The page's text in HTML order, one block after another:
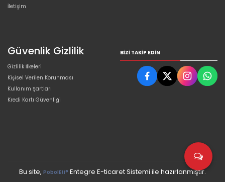
İletişim
Güvenlik Gizlilik
Gizlilik İlkeleri
Kişisel Verilen Korunması
Kullanım Şartları
Kredi Kartı Güvenliği
BIZI TAKIP EDIN
Bu site, PobolEti® Entegre E-ticaret Sistemi ile hazırlanmıştır.